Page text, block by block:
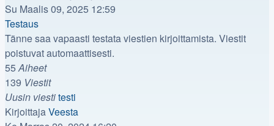
Su Maalis 09, 2025 12:59
Testaus
Tänne saa vapaasti testata viestien kirjoittamista. Viestit
poistuvat automaattisesti.
55Aiheet
139 Viestit
Uusin viestitesti
KirjoittajaVeesta